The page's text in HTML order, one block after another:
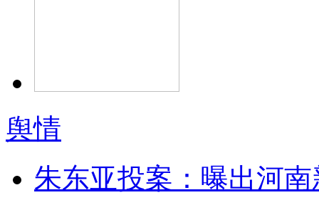
舆情
朱东亚投案：曝出河